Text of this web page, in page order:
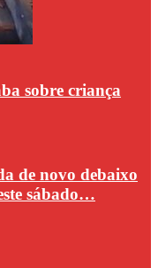
sobre criança
de novo debaixo
sábado…